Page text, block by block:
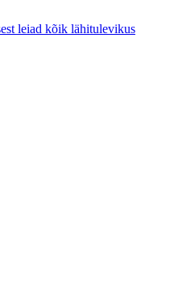
leiad kõik lähitulevikus